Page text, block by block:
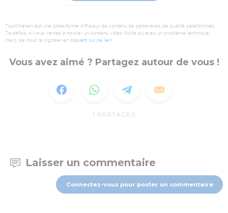
TopChrétien est une plate-forme diffuseur de contenu de partenaires de qualité sélectionnés.
Toutefois, si vous veniez à trouver un contenu vidéo illicite ou avec un problème technique,
merci de nous le signaler en cliquant sur ce lien.
Vous avez aimé ? Partagez autour de vous !
1 PARTAGES
Laisser un commentaire
Connectez-vous pour poster un commentaire